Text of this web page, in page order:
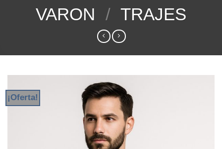
VARON / TRAJES
¡Oferta!